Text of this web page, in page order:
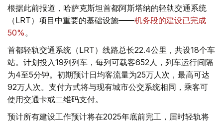
根据此前报道，哈萨克斯坦首都阿斯塔纳的轻轨交通系统
（LRT）项目中重要的基础设施——机务段的建设已完成
50% 。
首都轻轨交通系统（LRT）线路总长22.4公里，共设18个车
站。计划投入19列列车，每列可载客652人，列车运行间隔
为4至5分钟。初期预计日均客流量为25万人次，最高可达
92万人次。支付方式将与现有城市公交系统相同，乘客可
使用交通卡或二维码支付。
预计所有建设工作预计将在2025年底前完工，届时轻轨将